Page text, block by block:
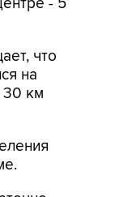
что
30 км